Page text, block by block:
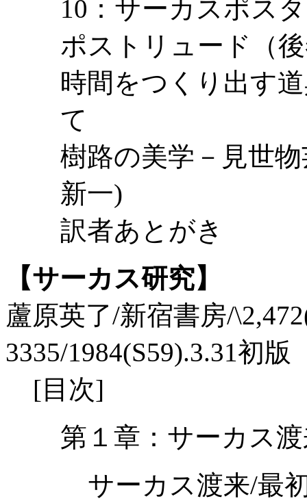
10：サーカスポス
ポストリュード（
時間をつくり出す
て
樹路の美学－見世
新一)
訳者あとがき
【サーカス研究】
蘆原英了/新宿書房/
3335/1984(S59).3.31初版
[目次]
第１章：サーカス
サーカス渡来/最